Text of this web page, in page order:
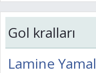
Gol kralları
Lamine Yamal